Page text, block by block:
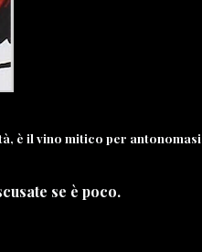
è il vino mitico per
se è poco.